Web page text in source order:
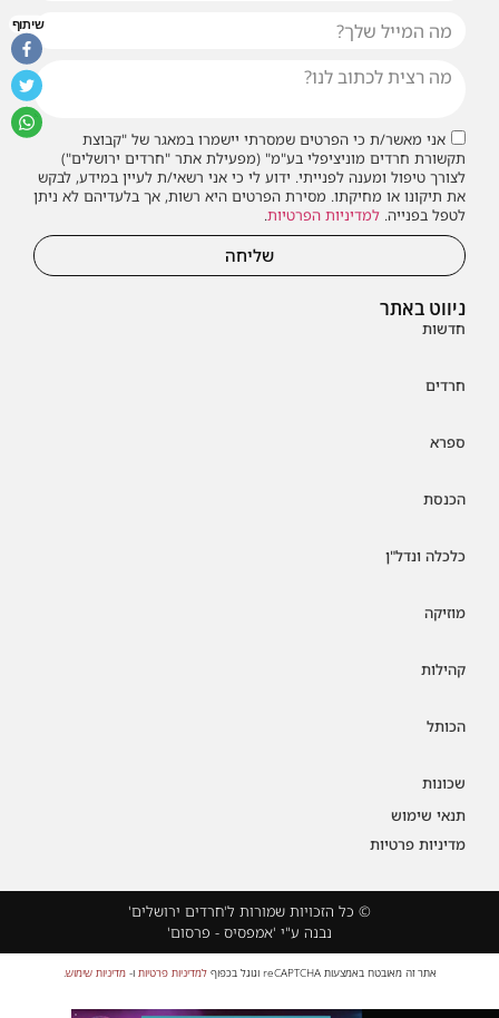
ניווט באתר
חדשות
חרדים
ספרא
הכנסת
כלכלה ונדל"ן
מוזיקה
קהילות
הכותל
שכונות
תנאי שימוש
מדיניות פרטיות
אני מאשר/ת כי הפרטים שמסרתי יישמרו במאגר של "קבוצת
תקשורת חרדים מוניציפלי בע"מ" (מפעילת אתר "חרדים ירושלים")
לצורך טיפול ומענה לפנייתי. ידוע לי כי אני רשאי/ת לעיין במידע, לבקש
את תיקונו או מחיקתו. מסירת הפרטים היא רשות, אך בלעדיהם לא ניתן
לטפל בפנייה. למדיניות הפרטיות.
שליחה
© כל הזכויות שמורות ל'חרדים ירושלים'
נבנה ע"י 'אמפסיס - פרסום'
אתר זה מאובטח באמצעות reCAPTCHA וגוגל בכפוף למדיניות פרטיות ו-מדיניות שימוש.
שיתוף